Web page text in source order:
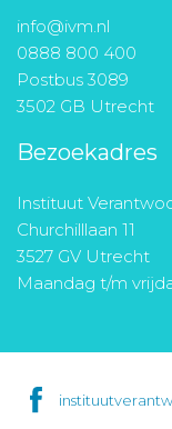
info@ivm.nl
0888 800 400
Postbus 3089
3502 GB Utrecht
Bezoekadres
Instituut
Churchilllaan 11
3527 GV Utrecht
Maandag t/m